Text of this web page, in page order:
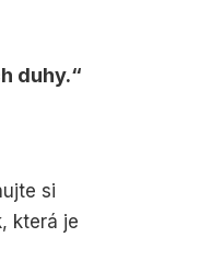
politika
duhy.
si
která je